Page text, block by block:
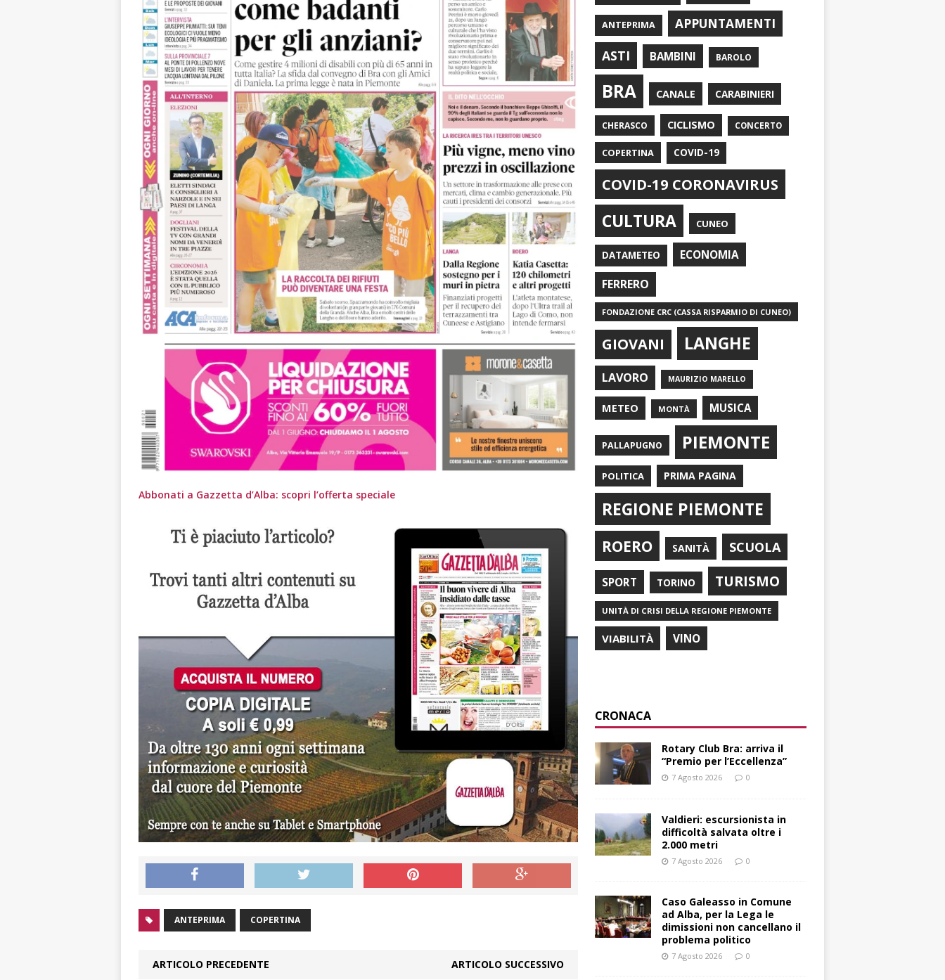
Abbonati a Gazzetta d’Alba: scopri l’offerta speciale
ANTEPRIMA COPERTINA
ARTICOLO PRECEDENTE ARTICOLO SUCCESSIVO
ANTEPRIMA
APPUNTAMENTI
ASTI
BAMBINI BAROLO
BRA CANALE CARABINIERI
CHERASCO CICLISMO CONCERTO
COPERTINA COVID-19
COVID-19 CORONAVIRUS
CULTURA CUNEO
DATAMETEO ECONOMIA
FERRERO
FONDAZIONE CRC (CASSA RISPARMIO DI CUNEO)
GIOVANI LANGHE
LAVORO MAURIZIO MARELLO
METEO MONTÀ MUSICA
PALLAPUGNO PIEMONTE
POLITICA PRIMA PAGINA
REGIONE PIEMONTE
ROERO SANITÀ SCUOLA
SPORT TORINO TURISMO
UNITÀ DI CRISI DELLA REGIONE PIEMONTE
VIABILITÀ VINO
CRONACA
Rotary Club Bra: arriva il
“Premio per l’Eccellenza”
7 Agosto 2026 0
Valdieri: escursionista in
difficoltà salvata oltre i
2.000 metri
7 Agosto 2026 0
Caso Galeasso in Comune
ad Alba, per la Lega le
dimissioni non cancellano il
problema politico
7 Agosto 2026 0